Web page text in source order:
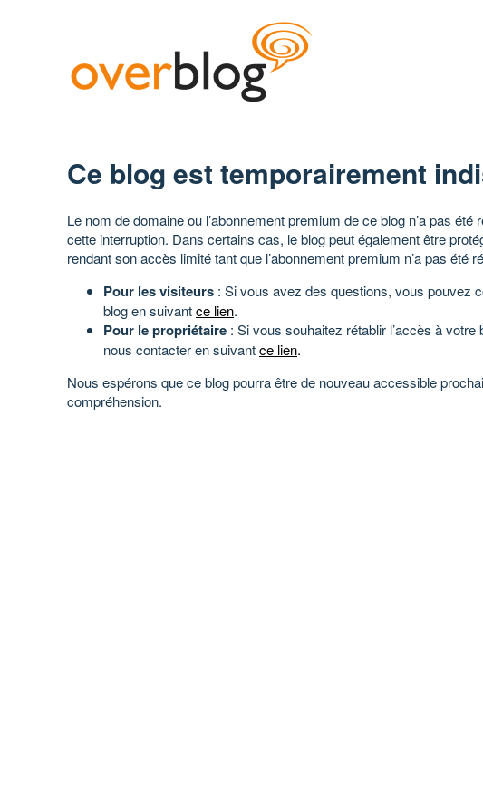
Ce blog est temporairement
Le nom de domaine ou l’abonnement premium de ce blog n’a pas été
cette interruption. Dans certains cas, le blog peut également être
rendant son accès limité tant que l’abonnement premium n’a pas été
Pour les visiteurs : Si vous avez des questions, vous pouvez
blog en suivantce lien.
Pour le propriétaire : Si vous souhaitez rétablir l’accès à
nous contacter en suivantce lien.
Nous espérons que ce blog pourra être de nouveau accessible
compréhension.